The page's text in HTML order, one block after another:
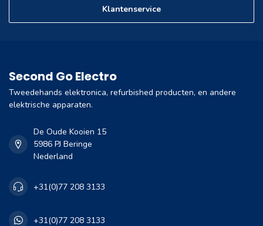
Klantenservice
Second Go Electro
Tweedehands elektronica, refurbished producten, en andere
elektrische apparaten.
De Oude Kooien 15
5986 PJ Beringe
Nederland
+31(0)77 208 3133
+31(0)77 208 3133